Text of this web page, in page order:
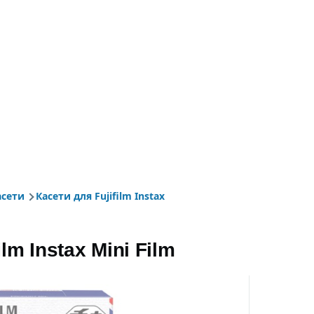
Касети для Fujifilm Instax
Instax Mini Film